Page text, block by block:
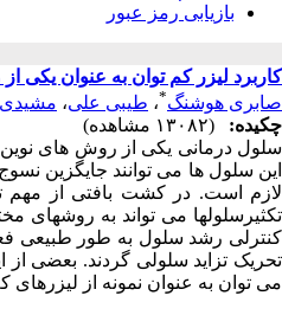
بازیابی رمز عبور
کاربرد لیزر کم توان به عنوان
صابری هوشنگ*، طیبی علی، مشیدی
چکیده:
(۱۳۰۸۲ مشاهده)
سلول درمانی یکی از روش های
این سلول ها می توانند جایگزین
لازم است. در کشت بافتی از مهم
تکثیرسلولها می تواند به روشهای
کنترلی رشد سلول به طور طبیعی
تحریک تزاید سلولی گردند. بعضی از
می توان به عنوان نمونه از لیزرهای